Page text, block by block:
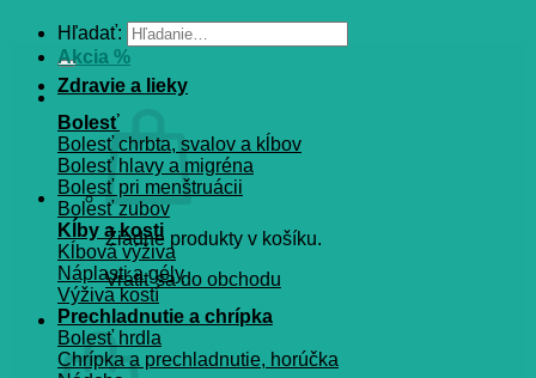
Hľadať:
Žiadne produkty v košíku.
Vrátiť sa do obchodu
Košík
Akcia %
Zdravie a lieky
Bolesť
Bolesť chrbta, svalov a kĺbov
Bolesť hlavy a migréna
Bolesť pri menštruácii
Bolesť zubov
Kĺby a kosti
Kĺbová výživa
Náplasti a gély
Výživa kostí
Prechladnutie a chrípka
Bolesť hrdla
Chrípka a prechladnutie, horúčka